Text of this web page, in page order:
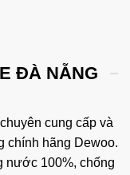
ĐÀ NẴNG
cung cấp và
chính hãng Dewoo.
nước 100%, chống